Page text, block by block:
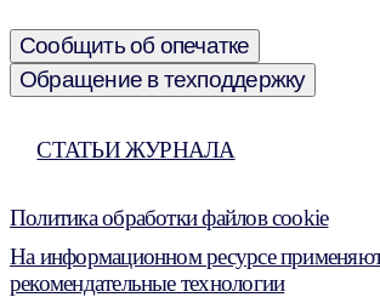
Сообщить об опечатке
Обращение в техподдержку
СТАТЬИ ЖУРНАЛА
Политика обработки файлов cookie
На информационном ресурсе
рекомендательные технологии